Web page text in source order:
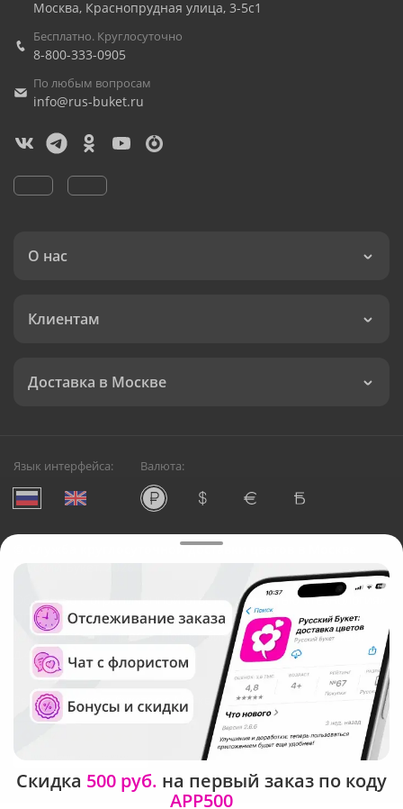
Москва, Краснопрудная улица, 3-5с1
Бесплатно. Круглосуточно
8-800-333-0905
По любым вопросам
info@rus-buket.ru
О нас
Клиентам
Доставка в Москве
Язык интерфейса: Валюта:
Служба круглосуточной доставки цветов в Москве
Русский Букет, 2026
Общество с ограниченной ответственностью «Технология»
ОГРН: 1195476081745, ИНН: 5410081997
Юридический адрес: г. Новосибирск, ул. Ипподромская,
д.42, оф. 3
Рейтинг Русского букета в г. Москва
Скидка 500 руб. на первый заказ по коду
APP500